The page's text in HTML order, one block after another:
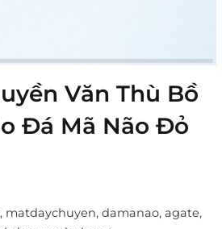
Văn Thù Bồ
Đá Mã Não Đỏ
matdaychuyen, damanao, agate,